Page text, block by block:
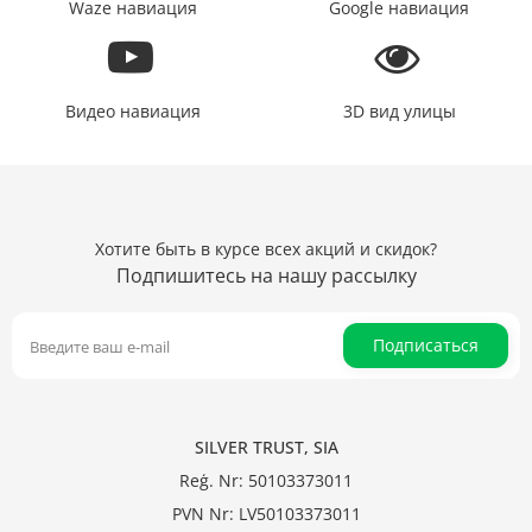
Waze навиация Google навиация
Видео навиация 3D вид улицы
Хотите быть в курсе всех акций и скидок?
Подпишитесь на нашу рассылку
Подписаться
SILVER TRUST, SIA
Reģ. Nr: 50103373011
PVN Nr: LV50103373011